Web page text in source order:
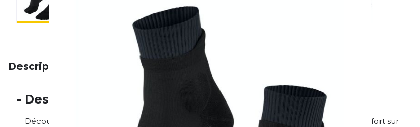
Description Avis
- Description
Découvrez les chaussettes de trail running haute performance qui offrent stabilité et confort sur